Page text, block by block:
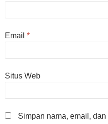
Email *
Situs Web
Simpan nama, email,